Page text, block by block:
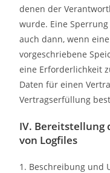
denen der
wurde. Eine
auch dann, wenn
vorgeschriebene
eine Erforderlichkeit
Daten für einen
Vertragserfüllung
IV. Bereitstellung
von Logfiles
1. Beschreibung und